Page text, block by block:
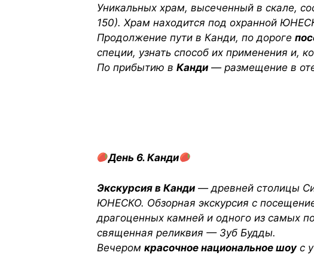
Уникальных храм, высеченный в скале,
150). Храм находится под охранной
Продолжение пути в Канди, по дороге
специи, узнать способ их применения и,
По прибытию в Канди — размещение в
День 6. Канди
Экскурсия в Канди — древней столицы
ЮНЕСКО. Обзорная экскурсия с
драгоценных камней и одного из самых
священная реликвия — Зуб Будды.
Вечером красочное национальное шоус